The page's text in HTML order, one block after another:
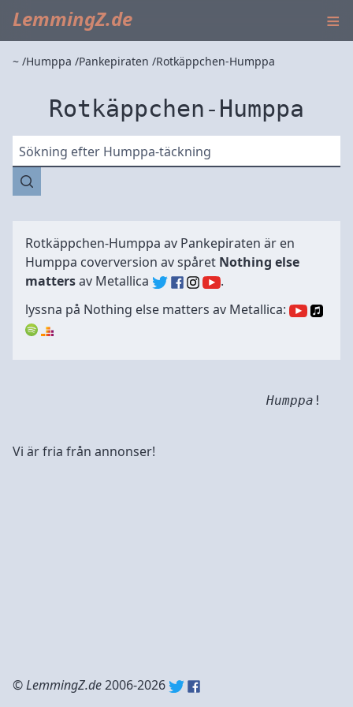
LemmingZ.de ≡
~ Humppa Pankepiraten Rotkäppchen-Humppa
Rotkäppchen-Humppa
Sökning efter Humppa-täckning
Rotkäppchen-Humppa av Pankepiraten är en
Humppa coverversion av spåret Nothing else
mattersav Metallica
.
lyssna på Nothing else matters av Metallica:
Humppa !
Vi är fria från annonser!
©LemmingZ.de2006-2026